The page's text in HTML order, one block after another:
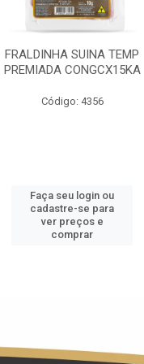
FRALDINHA SUINA TEMP
PREMIADA CONGCX15KA
Código: 4356
Faça seu login ou
cadastre-se para
ver preços e
comprar